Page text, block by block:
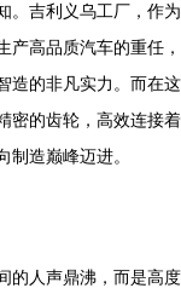
。吉利义乌工厂，作为
产高品质汽车的重任，
造的非凡实力。而在这
密的齿轮，高效连接着
造巅峰迈进。
的人声鼎沸，而是高度